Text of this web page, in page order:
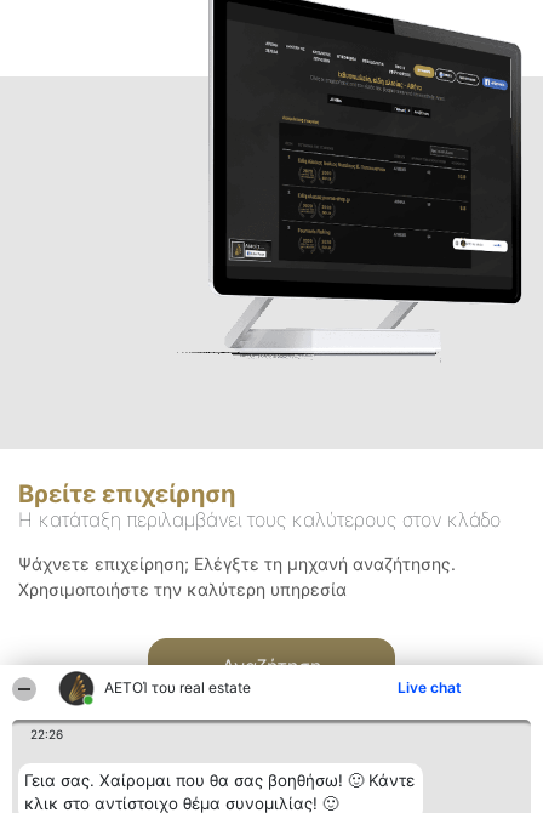
ΑΕΤΟΊ του real estate Live chat
22:26
Γεια σας. Χαίρομαι που θα σας βοηθήσω! 🙂 Κάντε
κλικ στο αντίστοιχο θέμα συνομιλίας! 🙂
Βρείτε επιχείρηση
Η κατάταξη περιλαμβάνει τους καλύτερους στον κλάδο
Ψάχνετε επιχείρηση; Ελέγξτε τη μηχανή αναζήτησης.
Χρησιμοποιήστε την καλύτερη υπηρεσία
Αναζήτηση